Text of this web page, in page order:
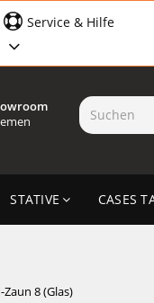
Service & Hilfe
STATIVE CASES
8 (Glas)